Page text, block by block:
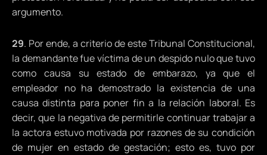
argumento.
29. Por ende, a criterio de este Tribunal Constitucional,
la demandante fue víctima de un despido nulo que tuvo
como causa su estado de embarazo, ya que el
empleador no ha demostrado la existencia de una
causa distinta para poner fin a la relación laboral. Es
decir, que la negativa de permitirle continuar trabajar a
la actora estuvo motivada por razones de su condición
de mujer en estado de gestación; esto es, tuvo por